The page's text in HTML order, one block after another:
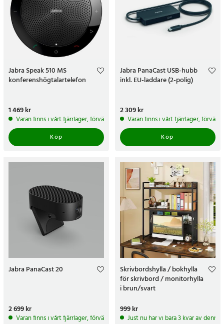
Jabra Speak 510 MS
konferenshögtalartelefon
Pris:1 469 kr
1 469 kr
Varan finns i vårt fjärrlager, förväntas skickas inom 5-7 arbetsdagar
Köp
Jabra PanaCast USB-hubb
inkl. EU-laddare (2-polig)
Pris:2 309 kr
2 309 kr
Varan finns i vårt fjärrlager,
Köp
Jabra PanaCast 20
Pris:2 699 kr
2 699 kr
Varan finns i vårt fjärrlager, förväntas skickas inom 5-7 arbetsdagar
Skrivbordshylla / bokhylla
för skrivbord / monitorhylla
i brun/svart
Pris:999 kr
999 kr
Just nu har vi bara 3 kvar av denna